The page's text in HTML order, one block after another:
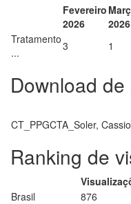
Fevereiro
2026
2026
Tratamento
...
3 1
Download
CT_PPGCTA_Soler,
Ranking de
Brasil
876